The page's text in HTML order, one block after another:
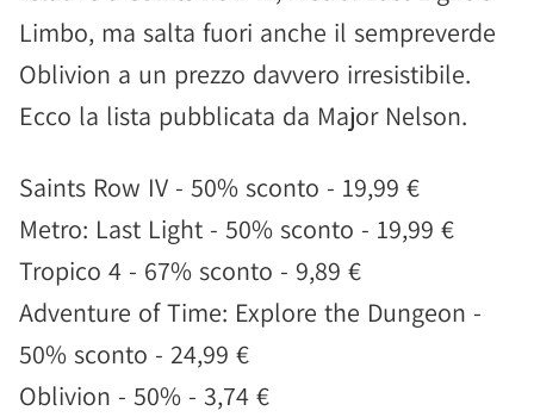
Limbo, ma salta fuori anche il sempreverde
Oblivion a un prezzo davvero irresistibile.
Ecco la lista pubblicata da Major Nelson.
Saints Row IV - 50% sconto - 19,99 €
Metro: Last Light - 50% sconto - 19,99 €
Tropico 4 - 67% sconto - 9,89 €
Adventure of Time: Explore the Dungeon -
50% sconto - 24,99 €
Oblivion - 50% - 3,74 €